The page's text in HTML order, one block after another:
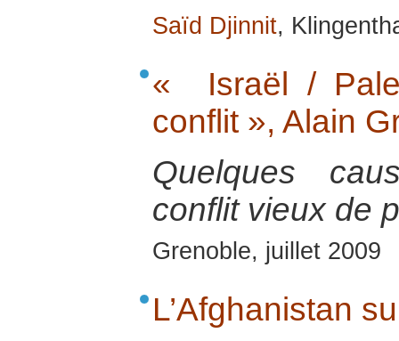
Saïd Djinnit,
« Israël /
conflit », Alain
Quelques
conflit vieux de
Grenoble, juillet 2009
L’Afghanistan